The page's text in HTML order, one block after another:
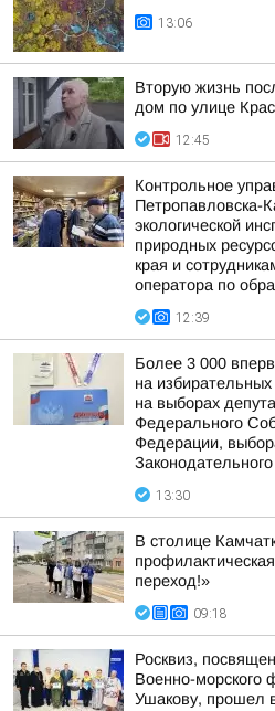
13:06
Вторую жизнь
дом по улице
12:45
Контрольное
Петропавловска-
экологической
природных
края и
оператора по
12:39
Более 3 000
на избирательных
на выборах
Федерального
Федерации,
13:30
В столице
переход!»
09:18
Росквиз,
Военно-морского
Ушакову, прошел